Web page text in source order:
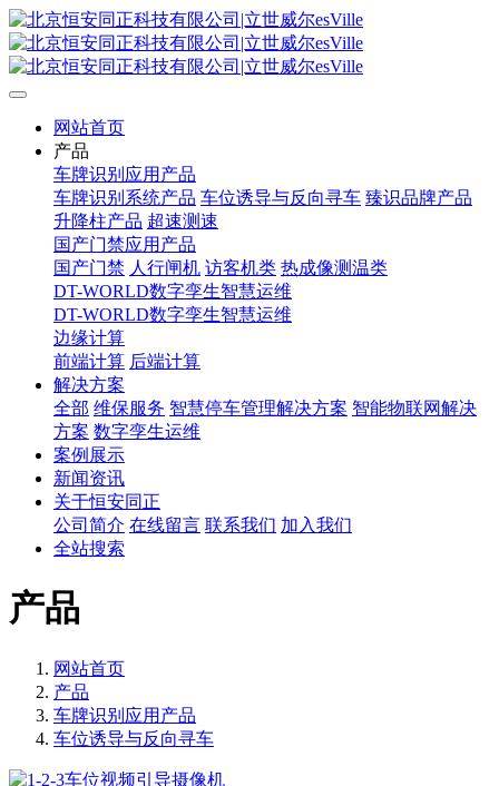
网站首页
产品
车牌识别应用产品
车牌识别系统产品 车位诱导与反向寻车 臻识品牌产品
升降柱产品 超速测速
国产门禁应用产品
国产门禁 人行闸机 访客机类 热成像测温类
DT-WORLD数字孪生智慧运维
DT-WORLD数字孪生智慧运维
边缘计算
前端计算 后端计算
解决方案
全部 维保服务 智慧停车管理解决方案 智能物联网解决
方案 数字孪生运维
案例展示
新闻资讯
关于恒安同正
公司简介 在线留言 联系我们 加入我们
全站搜索
产品
网站首页
产品
车牌识别应用产品
车位诱导与反向寻车